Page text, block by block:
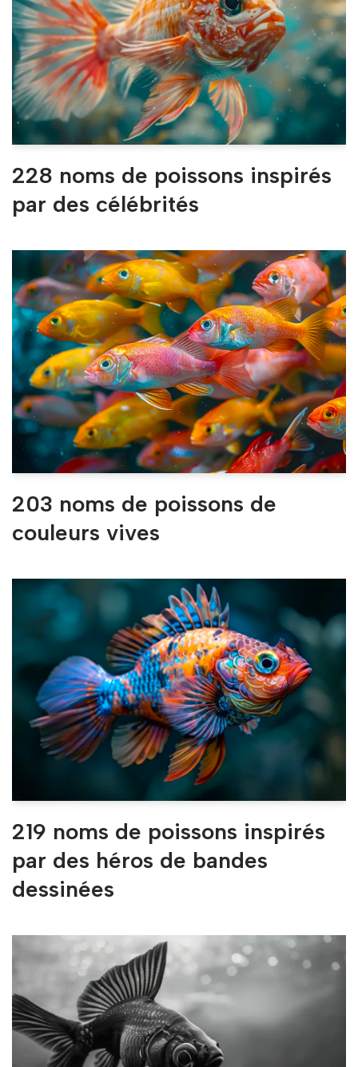
228 noms de poissons inspirés
par des célébrités
203 noms de poissons de
couleurs vives
219 noms de poissons inspirés
par des héros de bandes
dessinées